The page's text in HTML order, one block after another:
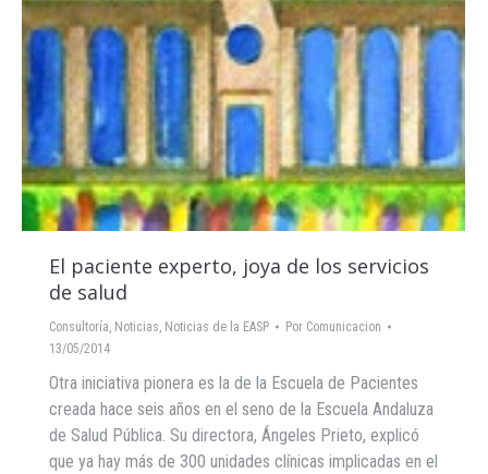
El paciente experto, joya de los servicios
de salud
Consultoría, Noticias, Noticias de la EASP Por Comunicacion
13/05/2014
Otra iniciativa pionera es la de la Escuela de Pacientes
creada hace seis años en el seno de la Escuela Andaluza
de Salud Pública. Su directora, Ángeles Prieto, explicó
que ya hay más de 300 unidades clínicas implicadas en el